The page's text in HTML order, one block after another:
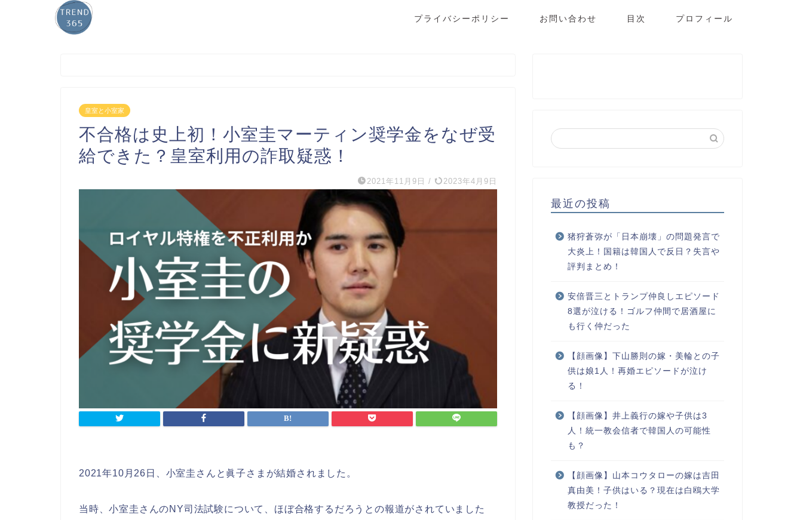
プライバシーポリシー お問い合わせ 目次 プロフィール
皇室と小室家
不合格は史上初！小室圭マーティン奨学金をなぜ受
給できた？皇室利用の詐取疑惑！
2021年11月9日 / 2023年4月9日
2021年10月26日、小室圭さんと眞子さまが結婚されました。
当時、小室圭さんのNY司法試験について、ほぼ合格するだろうとの報道がされていました
最近の投稿
猪狩蒼弥が「日本崩壊」の問題発言で
大炎上！国籍は韓国人で反日？失言や
評判まとめ！
安倍晋三とトランプ仲良しエピソード
8選が泣ける！ゴルフ仲間で居酒屋に
も行く仲だった
【顔画像】下山勝則の嫁・美輪との子
供は娘1人！再婚エピソードが泣け
る！
【顔画像】井上義行の嫁や子供は3
人！統一教会信者で韓国人の可能性
も？
【顔画像】山本コウタローの嫁は吉田
真由美！子供はいる？現在は白鴎大学
教授だった！